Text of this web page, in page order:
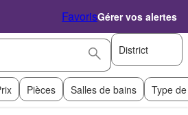
FavorisGérer vos alertes
District
Pièces Salles de bains Type